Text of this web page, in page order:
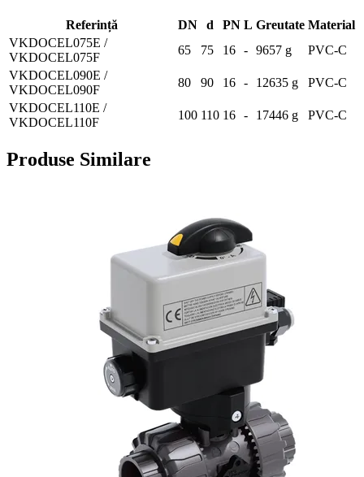
Referință DN d PN L Greutate Material
VKDOCEL075E /
VKDOCEL075F
65 75 16 - 9657 g
PVC-C
VKDOCEL090E /
VKDOCEL090F
80 90 16 - 12635 g
PVC-C
VKDOCEL110E /
VKDOCEL110F
100 110 16 - 17446 g PVC-C
Produse Similare